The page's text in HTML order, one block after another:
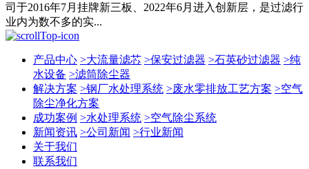
司于2016年7月挂牌新三板、2022年6月进入创新层，是过滤行
业内为数不多的实...
产品中心 >大流量滤芯 >保安过滤器 >石英砂过滤器 >纯
水设备 >滤筒除尘器
解决方案 >钢厂水处理系统 >废水零排放工艺方案 >空气
除尘净化方案
成功案例 >水处理系统 >空气除尘系统
新闻资讯 >公司新闻 >行业新闻
关于我们
联系我们